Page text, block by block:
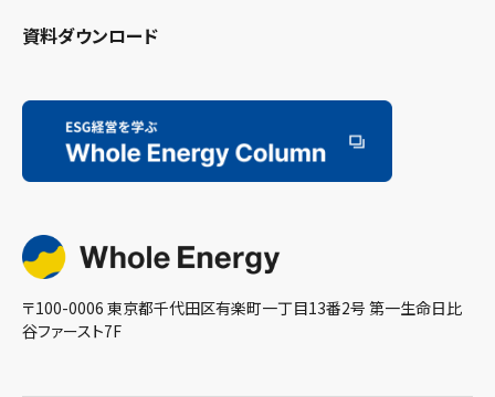
〒100-0006 東京都千代田区有楽町一丁目13番2号 第一生命日比
谷ファースト7F
資料ダウンロード